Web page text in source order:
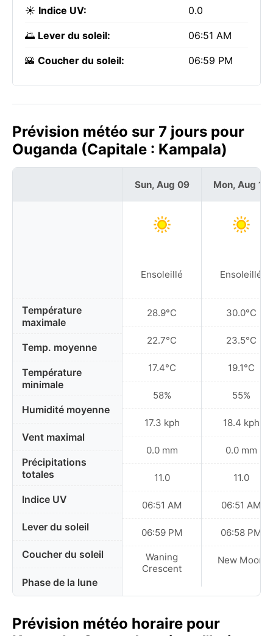
☀️ Indice UV: 0.0
🌅 Lever du soleil: 06:51 AM
🌇 Coucher du soleil: 06:59 PM
Prévision météo sur 7 jours pour
Ouganda (Capitale : Kampala)
Température
maximale
Temp. moyenne
Température
minimale
Humidité moyenne
Vent maximal
Précipitations
totales
Indice UV
Lever du soleil
Coucher du soleil
Phase de la lune
Sun, Aug 09
Ensoleillé
28.9°C
22.7°C
17.4°C
58%
17.3 kph
0.0 mm
11.0
06:51 AM
06:59 PM
Waning
Crescent
Mon, Aug 10
Ensoleillé
30.0°C
23.5°C
19.1°C
55%
18.4 kph
0.0 mm
11.0
06:51 AM
06:58 PM
New Moon
Prévision météo horaire pour